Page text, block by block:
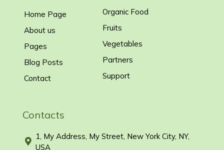
Home Page
About us
Pages
Blog Posts
Contact
Organic Food
Fruits
Vegetables
Partners
Support
Contacts
1, My Address, My Street, New York City, NY,
USA